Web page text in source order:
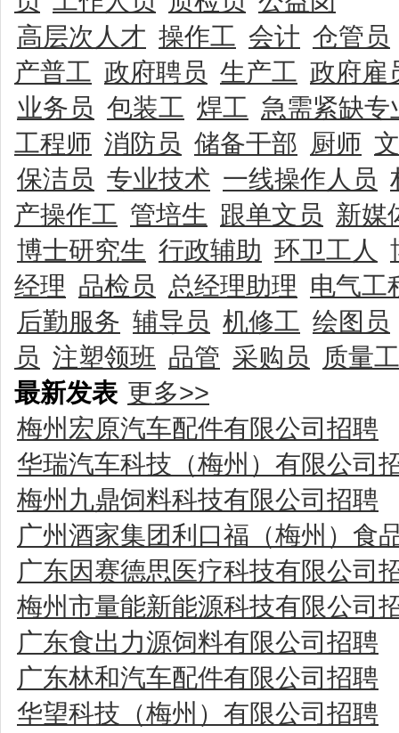
高层次人才 操作工 会计 仓管员
产普工 政府聘员 生产工 政府雇
业务员 包装工 焊工 急需紧缺专
工程师 消防员 储备干部 厨师
保洁员 专业技术 一线操作人员
产操作工 管培生 跟单文员 新媒
博士研究生 行政辅助 环卫工人
经理 品检员 总经理助理 电气工
后勤服务 辅导员 机修工 绘图员
员 注塑领班 品管 采购员
质量
最新发表 更多>>
梅州宏原汽车配件有限公司招聘
华瑞汽车科技（梅州）有限公司
梅州九鼎饲料科技有限公司招聘
广州酒家集团利口福（梅州）食
广东因赛德思医疗科技有限公司
梅州市量能新能源科技有限公司
广东食出力源饲料有限公司招聘
广东林和汽车配件有限公司招聘
华望科技（梅州）有限公司招聘